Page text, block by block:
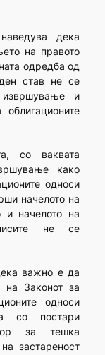
дека
на правото
одредба од
став не се
и
со ваквата
како
односи
начелото на
и начелото на
не се
важно е да
на Законот за
односи
со постари
за тешка
застареност